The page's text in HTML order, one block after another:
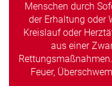
Menschen durch
der Erhaltung oder
Kreislauf oder
aus einer
Feuer,